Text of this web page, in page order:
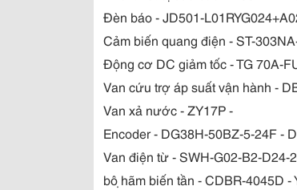
Đèn báo - JD501-
Cảm biến quang điện - ST-
Động cơ DC giảm tốc - TG 70A-
Van cứu trợ áp suất vận hành -
Van xả nước - ZY17P -
Encoder - DG38H-50BZ-5-24F -
Van điện từ - SWH-G02-B2-D24-
bộ hãm biến tần - CDBR-4045D -